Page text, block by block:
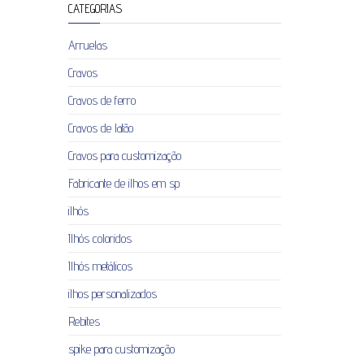
CATEGORIAS
Arruelas
Cravos
Cravos de ferro
Cravos de latão
Cravos para customização
Fabricante de ilhos em sp
ilhós
Ilhós coloridos
Ilhós metálicos
ilhos personalizados
Rebites
spike para customização